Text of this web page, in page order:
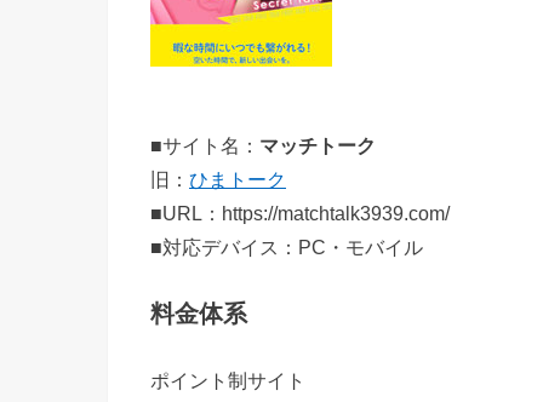
■サイト名： マッチトーク
旧： ひまトーク
■URL：https://matchtalk3939.com/
■対応デバイス：PC・モバイル
料金体系
ポイント制サイト